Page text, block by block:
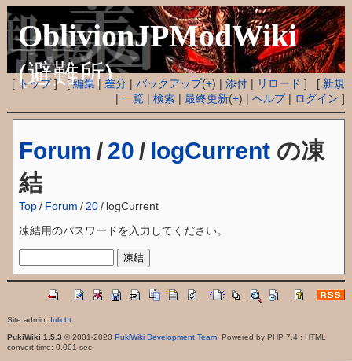
OblivionJPModWiki
(避難所)
[ トップ] [編集| 差分 |バックアップ(+) |添付 | リロード ] [ 新規
|一覧 |検索 |最終更新(+) |ヘルプ| ログイン ]
Forum / 20 / logCurrent の凍
結
Top / Forum / 20/ logCurrent
凍結用のパスワードを入力してください。
Site admin: Irrlicht
PukiWiki 1.5.3 © 2001-2020 PukiWiki Development Team. Powered by PHP 7.4 : HTML
convert time: 0.001 sec.